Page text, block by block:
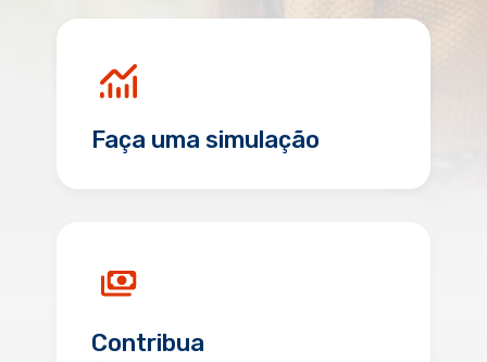
Faça uma simulação
Contribua